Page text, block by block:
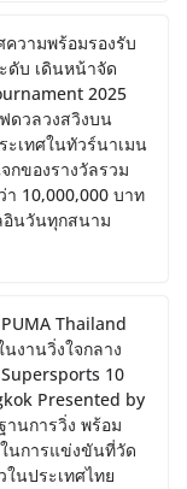
วามพร้อมรองรับ
ดับ เดินหน้าจัด
2025
ดวลวงสวิงบน
เทศในทัวร์นาเมน
กของรางวัลรวม
10,000,000 บาท
อินวันทุกสนาม
Thailand
งานวิ่งใจกลาง
10
Presented by
านการวิ่ง พร้อม
นการแข่งขันที่วัด
ในประเทศไทย